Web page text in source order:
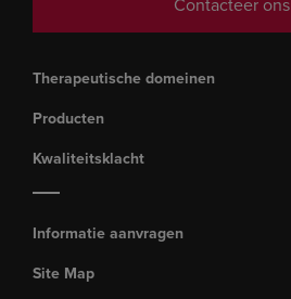
Therapeutische domeinen
Producten
Kwaliteitsklacht
Informatie aanvragen
Site Map